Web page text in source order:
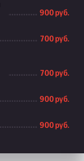
900 руб.
700 руб.
700 руб.
900 руб.
900 руб.